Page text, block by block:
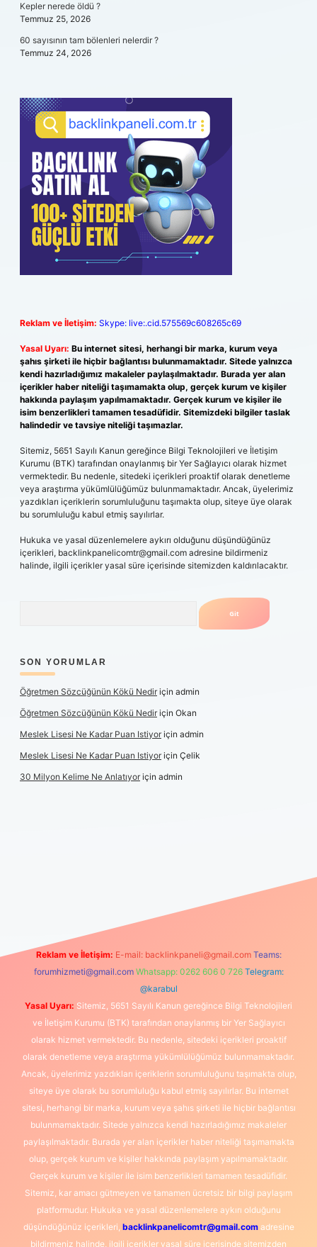
Kepler nerede öldü ?
Temmuz 25, 2026
60 sayısının tam bölenleri nelerdir ?
Temmuz 24, 2026
Reklam ve İletişim: Skype: live:.cid.575569c608265c69
Yasal Uyarı: Bu internet sitesi, herhangi bir marka, kurum veya
şahıs şirketi ile hiçbir bağlantısı bulunmamaktadır. Sitede yalnızca
kendi hazırladığımız makaleler paylaşılmaktadır. Burada yer alan
içerikler haber niteliği taşımamakta olup, gerçek kurum ve kişiler
hakkında paylaşım yapılmamaktadır. Gerçek kurum ve kişiler ile
isim benzerlikleri tamamen tesadüfidir. Sitemizdeki bilgiler taslak
halindedir ve tavsiye niteliği taşımazlar.
Sitemiz, 5651 Sayılı Kanun gereğince Bilgi Teknolojileri ve İletişim
Kurumu (BTK) tarafından onaylanmış bir Yer Sağlayıcı olarak hizmet
vermektedir. Bu nedenle, sitedeki içerikleri proaktif olarak denetleme
veya araştırma yükümlülüğümüz bulunmamaktadır. Ancak, üyelerimiz
yazdıkları içeriklerin sorumluluğunu taşımakta olup, siteye üye olarak
bu sorumluluğu kabul etmiş sayılırlar.
Hukuka ve yasal düzenlemelere aykırı olduğunu düşündüğünüz
içerikleri, backlinkpanelicomtr@gmail.com adresine bildirmeniz
halinde, ilgili içerikler yasal süre içerisinde sitemizden kaldırılacaktır.
SON YORUMLAR
Öğretmen Sözcüğünün Kökü Nediriçin admin
Öğretmen Sözcüğünün Kökü Nediriçin Okan
Meslek Lisesi Ne Kadar Puan Istiyoriçin admin
Meslek Lisesi Ne Kadar Puan Istiyoriçin Çelik
30 Milyon Kelime Ne Anlatıyoriçin admin
elexbetgiris.org
Reklam ve İletişim: E-mail: backlinkpaneli@gmail.com Teams:
forumhizmeti@gmail.com Whatsapp: 0262 606 0 726 Telegram:
@karabul
Yasal Uyarı: Sitemiz, 5651 Sayılı Kanun gereğince Bilgi Teknolojileri
ve İletişim Kurumu (BTK) tarafından onaylanmış bir Yer Sağlayıcı
olarak hizmet vermektedir. Bu nedenle, sitedeki içerikleri proaktif
olarak denetleme veya araştırma yükümlülüğümüz bulunmamaktadır.
Ancak, üyelerimiz yazdıkları içeriklerin sorumluluğunu taşımakta olup,
siteye üye olarak bu sorumluluğu kabul etmiş sayılırlar. Bu internet
sitesi, herhangi bir marka, kurum veya şahıs şirketi ile hiçbir bağlantısı
bulunmamaktadır. Sitede yalnızca kendi hazırladığımız makaleler
paylaşılmaktadır. Burada yer alan içerikler haber niteliği taşımamakta
olup, gerçek kurum ve kişiler hakkında paylaşım yapılmamaktadır.
Gerçek kurum ve kişiler ile isim benzerlikleri tamamen tesadüfidir.
Sitemiz, kar amacı gütmeyen ve tamamen ücretsiz bir bilgi paylaşım
platformudur. Hukuka ve yasal düzenlemelere aykırı olduğunu
düşündüğünüz içerikleri, backlinkpanelicomtr@gmail.comadresine
bildirmeniz halinde, ilgili içerikler yasal süre içerisinde sitemizden